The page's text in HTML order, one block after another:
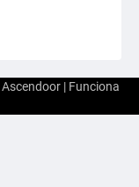
Ascendoor| Funciona